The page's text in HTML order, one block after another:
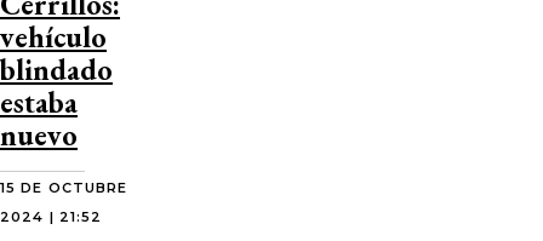
vehículo
blindado
estaba
nuevo
15 DE OCTUBRE
2024 | 21:52